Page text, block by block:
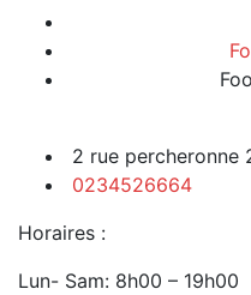
2 rue percheronne
0234526664
Horaires :
Lun- Sam: 8h00 – 19h00